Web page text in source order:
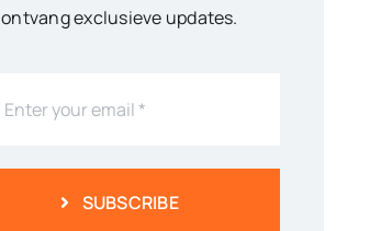
ontvang exclusieve updates.
SUBSCRIBE